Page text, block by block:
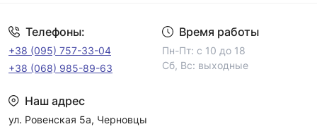
Телефоны:
+38 (095) 757-33-04
+38 (068) 985-89-63
Время работы
Пн-Пт: с 10 до 18
Сб, Вс: выходные
Наш адрес
ул. Ровенская 5а, Черновцы